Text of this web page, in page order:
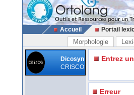
Accueil Portail
Morphologie
Dicosyn
CRISCO
Entrez
Erreur